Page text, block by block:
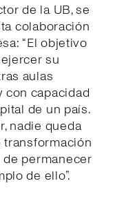
de la UB, se
colaboración
“El objetivo
su
aulas
con capacidad
de un país.
nadie queda
transformación
permanecer
de ello”.